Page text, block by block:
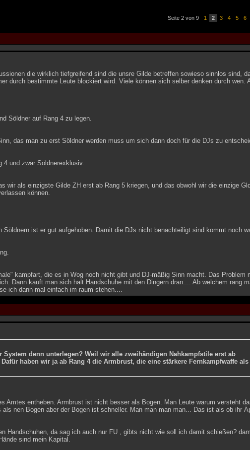
Seite 2 von 9 1 2 3 4 5 6
die wirklich tiefgreifend sind die unsre Gilde betreffen sowieso sinnlos sind,
durch bestimmte Leute blockiert wird. Viele können sich selber denken durch wen.
Söldner auf Rang 4 zu legen.
das man zu erst Söldner werden muss um sich dann doch für die DJs zu
4 und zwar Söldnerexklusiv.
wir als einzigste Gilde ZH erst ab Rang 5 kriegen, und das obwohl wir die einzige
können.
Söldnern ist er gut aufgehoben. Damit die DJs nicht benachteiligt sind kommt noch
kampfart, die es in Wog noch nicht gibt und DJ-mäßig Sinn macht. Das Problem
Dann kauft man sich halt Handschuhe mit den Dingern dran.... Ab welchem rang
ich dann mal einfach im raum stehen....
System denn unterlegen? Weil wir alle zweihändigen Nahkampfstile erst ab
haben wir ja ab Rang 4 die Armbrust, die eine stärkere Fernkampfwaffe als
Amtes entheben. Armbrust ist nicht besser als Bogen. Man Leute warum versteht
als nen Bogen aber der Bogen ist schneller. Man man man man... Das ist als ob ihr
Handschuhen, da sag ich auch nur FU , gibts nicht wie soll ich damit schießen?
sind mein Kapital.